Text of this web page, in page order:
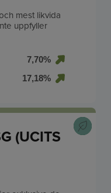
mest likvida
uppfyller
7,70%
17,18%
(UCITS